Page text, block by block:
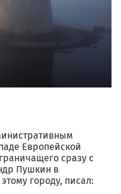
Европейской
сразу с
Пушкин в
городу, писал: